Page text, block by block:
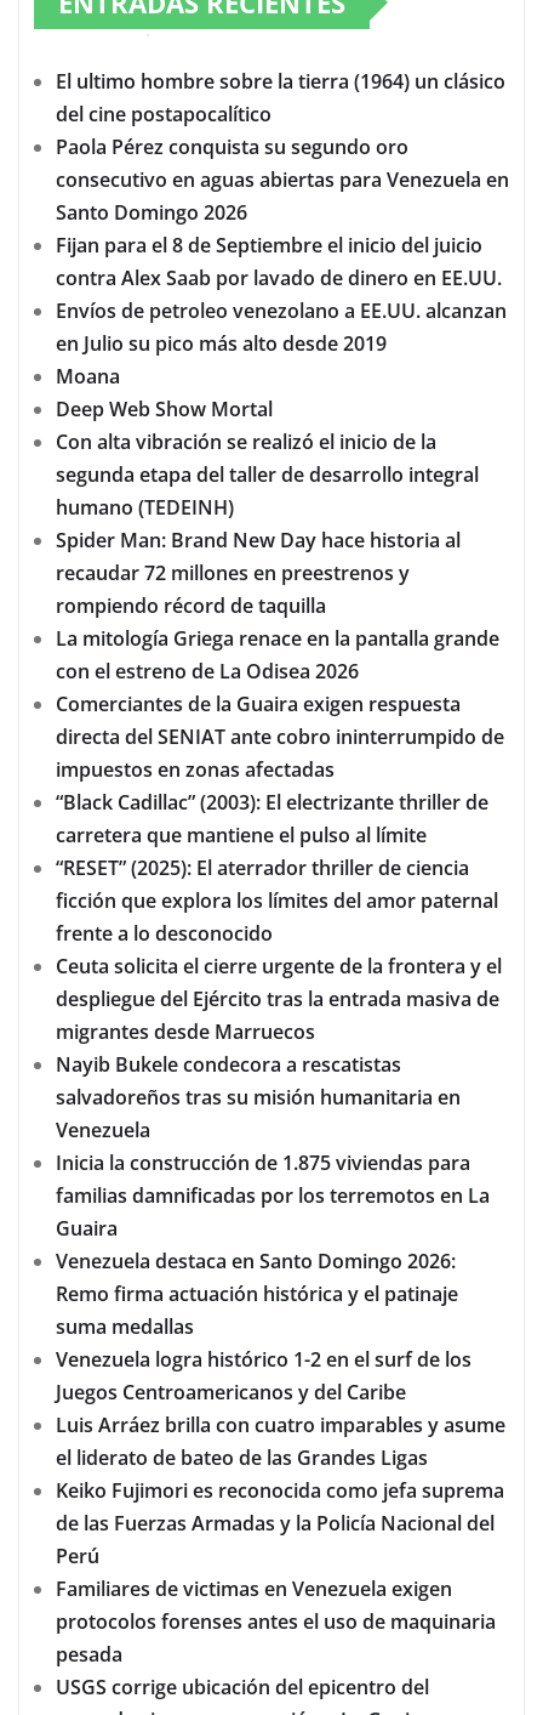
El ultimo hombre sobre la tierra (1964) un clásico
del cine postapocalítico
Paola Pérez conquista su segundo oro
consecutivo en aguas abiertas para Venezuela en
Santo Domingo 2026
Fijan para el 8 de Septiembre el inicio del juicio
contra Alex Saab por lavado de dinero en EE.UU.
Envíos de petroleo venezolano a EE.UU. alcanzan
en Julio su pico más alto desde 2019
Moana
Deep Web Show Mortal
Con alta vibración se realizó el inicio de la
segunda etapa del taller de desarrollo integral
humano (TEDEINH)
Spider Man: Brand New Day hace historia al
recaudar 72 millones en preestrenos y
rompiendo récord de taquilla
La mitología Griega renace en la pantalla grande
con el estreno de La Odisea 2026
Comerciantes de la Guaira exigen respuesta
directa del SENIAT ante cobro ininterrumpido de
impuestos en zonas afectadas
“Black Cadillac” (2003): El electrizante thriller de
carretera que mantiene el pulso al límite
“RESET” (2025): El aterrador thriller de ciencia
ficción que explora los límites del amor paternal
frente a lo desconocido
Ceuta solicita el cierre urgente de la frontera y el
despliegue del Ejército tras la entrada masiva de
migrantes desde Marruecos
Nayib Bukele condecora a rescatistas
salvadoreños tras su misión humanitaria en
Venezuela
Inicia la construcción de 1.875 viviendas para
familias damnificadas por los terremotos en La
Guaira
Venezuela destaca en Santo Domingo 2026:
Remo firma actuación histórica y el patinaje
suma medallas
Venezuela logra histórico 1-2 en el surf de los
Juegos Centroamericanos y del Caribe
Luis Arráez brilla con cuatro imparables y asume
el liderato de bateo de las Grandes Ligas
Keiko Fujimori es reconocida como jefa suprema
de las Fuerzas Armadas y la Policía Nacional del
Perú
Familiares de victimas en Venezuela exigen
protocolos forenses antes el uso de maquinaria
pesada
USGS corrige ubicación del epicentro del